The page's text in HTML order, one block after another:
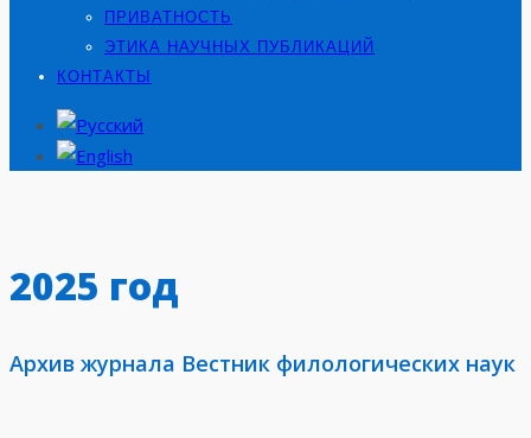
ПРИВАТНОСТЬ
ЭТИКА НАУЧНЫХ ПУБЛИКАЦИЙ
КОНТАКТЫ
2025 год
Архив журнала Вестник филологических наук